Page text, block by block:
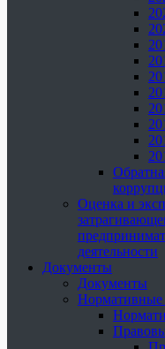
Оценка и
деятельности
Документы
Документы
Нормативные